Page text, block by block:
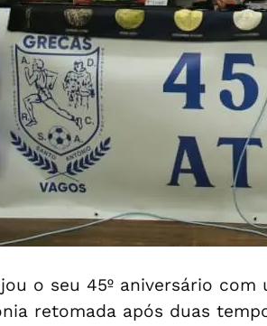
o seu 45º aniversário
retomada após duas